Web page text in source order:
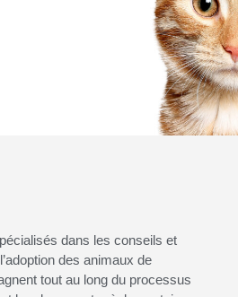
dans les conseils et
des animaux de
tout au long du processus